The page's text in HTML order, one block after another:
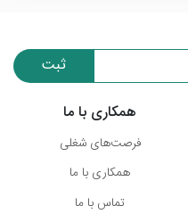
ثبت
همکاری با ما
فرصت‌های شغلی
همکاری با ما
تماس با ما